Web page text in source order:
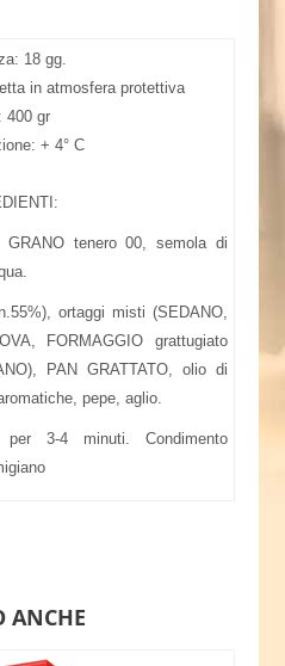
18 gg.
in atmosfera protettiva
400 gr
+ 4° C
tenero 00, semola di
ortaggi misti (SEDANO,
FORMAGGIO grattugiato
PAN GRATTATO, olio di
pepe, aglio.
3-4 minuti. Condimento
ANCHE